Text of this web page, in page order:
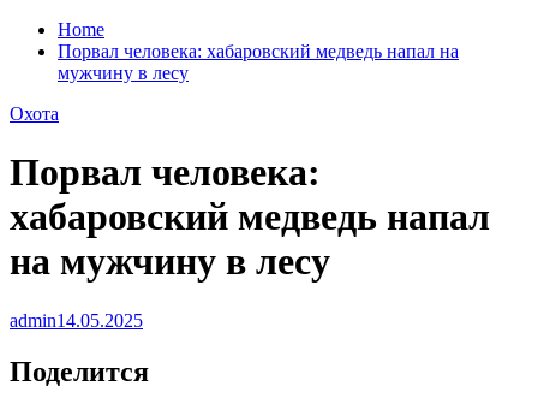
Home
Порвал человека: хабаровский медведь напал на
мужчину в лесу
Охота
Порвал человека:
хабаровский медведь напал
на мужчину в лесу
admin14.05.2025
Поделится